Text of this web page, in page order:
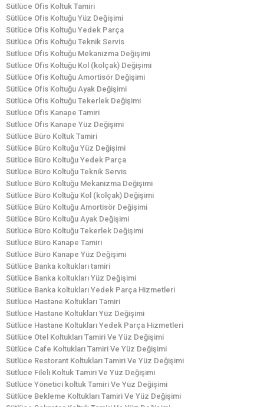
Sütlüce Ofis Koltuk Tamiri
Sütlüce Ofis Koltuğu Yüz Değişimi
Sütlüce Ofis Koltuğu Yedek Parça
Sütlüce Ofis Koltuğu Teknik Servis
Sütlüce Ofis Koltuğu Mekanizma Değişimi
Sütlüce Ofis Koltuğu Kol (kolçak) Değişimi
Sütlüce Ofis Koltuğu Amortisör Değişimi
Sütlüce Ofis Koltuğu Ayak Değişimi
Sütlüce Ofis Koltuğu Tekerlek Değişimi
Sütlüce Ofis Kanape Tamiri
Sütlüce Ofis Kanape Yüz Değişimi
Sütlüce Büro Koltuk Tamiri
Sütlüce Büro Koltuğu Yüz Değişimi
Sütlüce Büro Koltuğu Yedek Parça
Sütlüce Büro Koltuğu Teknik Servis
Sütlüce Büro Koltuğu Mekanizma Değişimi
Sütlüce Büro Koltuğu Kol (kolçak) Değişimi
Sütlüce Büro Koltuğu Amortisör Değişimi
Sütlüce Büro Koltuğu Ayak Değişimi
Sütlüce Büro Koltuğu Tekerlek Değişimi
Sütlüce Büro Kanape Tamiri
Sütlüce Büro Kanape Yüz Değişimi
Sütlüce Banka koltukları tamiri
Sütlüce Banka koltukları Yüz Değişimi
Sütlüce Banka koltukları Yedek Parça Hizmetleri
Sütlüce Hastane Koltukları Tamiri
Sütlüce Hastane Koltukları Yüz Değişimi
Sütlüce Hastane Koltukları Yedek Parça Hizmetleri
Sütlüce Otel Koltukları Tamiri Ve Yüz Değişimi
Sütlüce Cafe Koltukları Tamiri Ve Yüz Değişimi
Sütlüce Restorant Koltukları Tamiri Ve Yüz Değişimi
Sütlüce Fileli Koltuk Tamiri Ve Yüz Değişimi
Sütlüce Yönetici koltuk Tamiri Ve Yüz Değişimi
Sütlüce Bekleme Koltukları Tamiri Ve Yüz Değişimi